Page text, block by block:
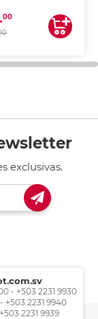
00
exclusivas.
- +503 2231 9930
+503 2231 9940
2231 9939